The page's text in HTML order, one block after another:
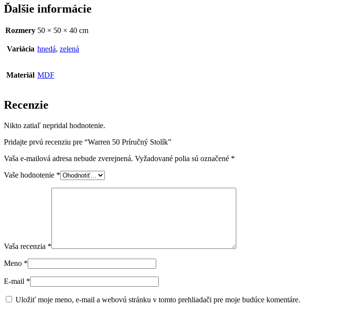
Ďalšie informácie
Rozmery 50 × 50 × 40 cm
Variácia hnedá, zelená
Materiál MDF
Recenzie
Nikto zatiaľ nepridal hodnotenie.
Pridajte prvú recenziu pre “Warren 50 Príručný Stolík”
Vaša e-mailová adresa nebude zverejnená. Vyžadované polia sú označené *
Vaše hodnotenie *
Vaša recenzia *
Meno *
E-mail *
Uložiť moje meno, e-mail a webovú stránku v tomto prehliadači pre moje budúce komentáre.